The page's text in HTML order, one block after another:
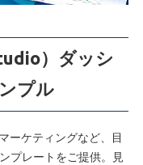
）ダッシ
プル
ーケティングなど、目
プレートをご提供。見